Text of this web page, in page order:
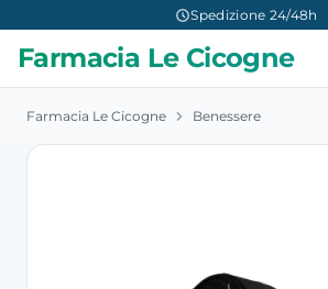
Spedizione 24/48h
Farmacia Le Cicogne
Farmacia Le Cicogne Benessere